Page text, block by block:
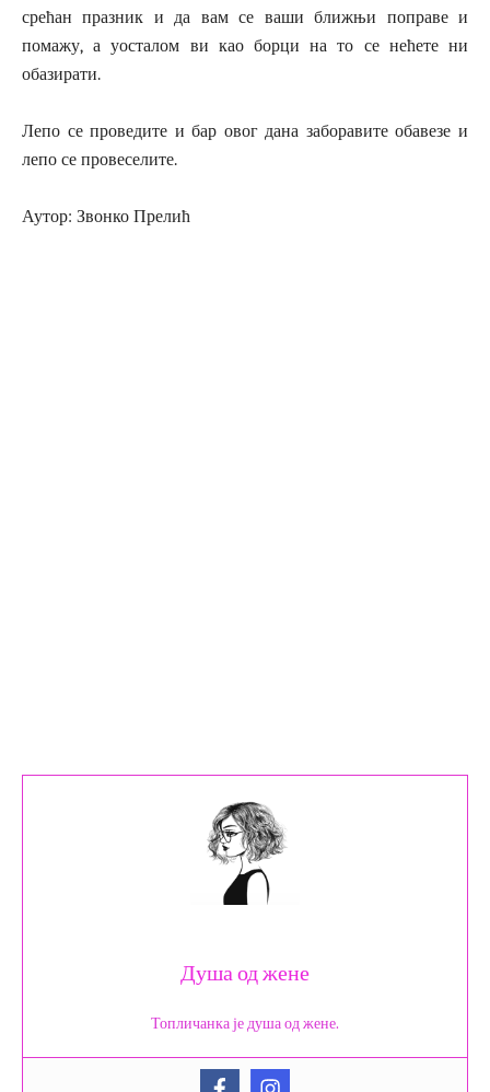
срећан празник и да вам се ваши ближњи поправе и
помажу, а уосталом ви као борци на то се нећете ни
обазирати.
Лепо се проведите и бар овог дана заборавите обавезе и
лепо се провеселите.
Аутор: Звонко Прелић
Душа од жене
Топличанка је душа од жене.